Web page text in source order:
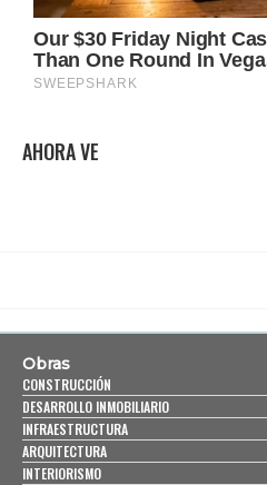
AHORA VE
Obras
CONSTRUCCIÓN
DESARROLLO INMOBILIARIO
INFRAESTRUCTURA
ARQUITECTURA
INTERIORISMO